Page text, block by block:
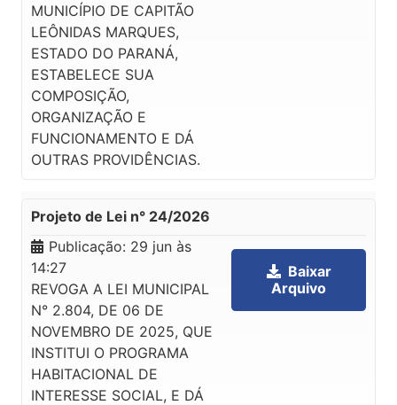
MUNICÍPIO DE CAPITÃO
LEÔNIDAS MARQUES,
ESTADO DO PARANÁ,
ESTABELECE SUA
COMPOSIÇÃO,
ORGANIZAÇÃO E
FUNCIONAMENTO E DÁ
OUTRAS PROVIDÊNCIAS.
Projeto de Lei n° 24/2026
Publicação: 29 jun às
14:27
REVOGA A LEI MUNICIPAL
N° 2.804, DE 06 DE
NOVEMBRO DE 2025, QUE
INSTITUI O PROGRAMA
HABITACIONAL DE
INTERESSE SOCIAL, E DÁ
Baixar
Arquivo